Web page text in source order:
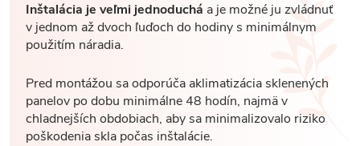
Inštalácia je veľmi jednoduchá a je možné ju zvládnuť
v jednom až dvoch ľuďoch do hodiny s minimálnym
použitím náradia.
Pred montážou sa odporúča aklimatizácia sklenených
panelov po dobu minimálne 48 hodín, najmä v
chladnejších obdobiach, aby sa minimalizovalo riziko
poškodenia skla počas inštalácie.